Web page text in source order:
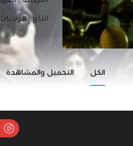
انتاج :
الكل التحميل والمشاهدة